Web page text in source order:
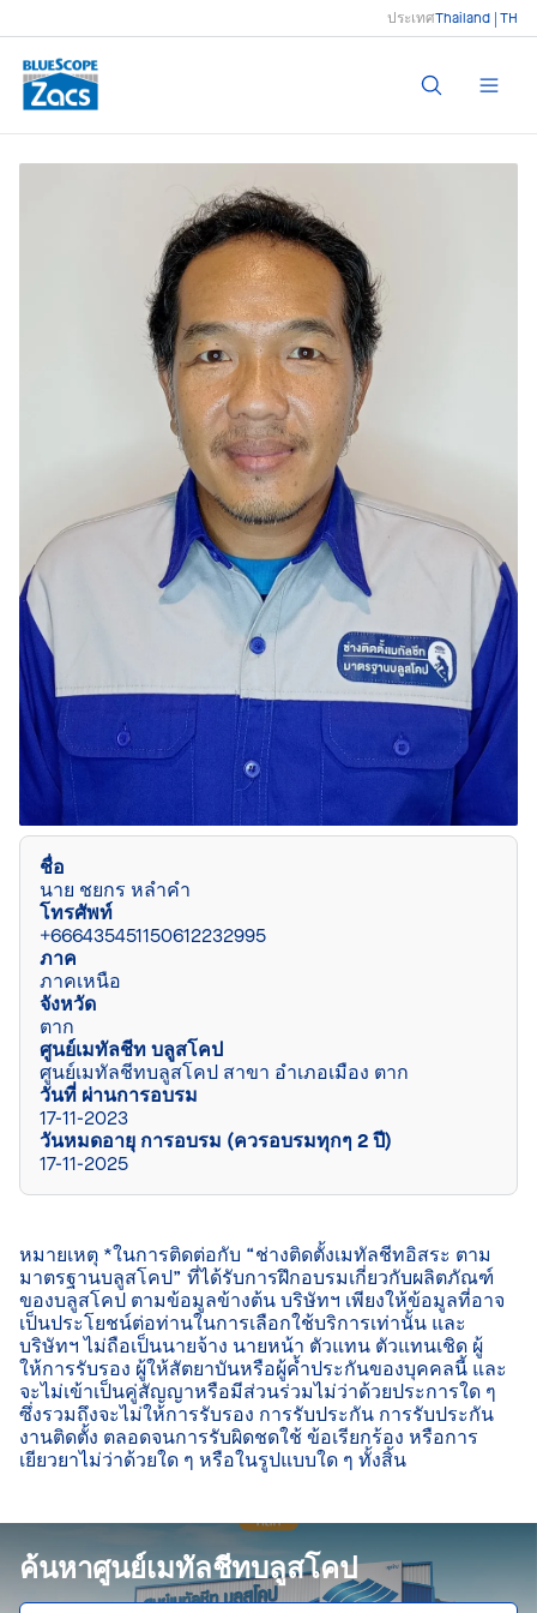
ประเทศThailand | TH
ชื่อ
นาย ชยกร หลำคำ
โทรศัพท์
+666435451150612232995
ภาค
ภาคเหนือ
จังหวัด
ตาก
ศูนย์เมทัลชีท บลูสโคป
ศูนย์เมทัลชีทบลูสโคป สาขา อำเภอเมือง ตาก
วันที่ ผ่านการอบรม
17-11-2023
วันหมดอายุ การอบรม (ควรอบรมทุกๆ 2 ปี)
17-11-2025
หมายเหตุ *ในการติดต่อกับ “ช่างติดตั้งเมทัลชีทอิสระ ตาม
มาตรฐานบลูสโคป” ที่ได้รับการฝึกอบรมเกี่ยวกับผลิตภัณฑ์
ของบลูสโคป ตามข้อมูลข้างต้น บริษัทฯ เพียงให้ข้อมูลที่อาจ
เป็นประโยชน์ต่อท่านในการเลือกใช้บริการเท่านั้น และ
บริษัทฯ ไม่ถือเป็นนายจ้าง นายหน้า ตัวแทน ตัวแทนเชิด ผู้
ให้การรับรอง ผู้ให้สัตยาบันหรือผู้ค้ำประกันของบุคคลนี้ และ
จะไม่เข้าเป็นคู่สัญญาหรือมีส่วนร่วมไม่ว่าด้วยประการใด ๆ
ซึ่งรวมถึงจะไม่ให้การรับรอง การรับประกัน การรับประกัน
งานติดตั้ง ตลอดจนการรับผิดชดใช้ ข้อเรียกร้อง หรือการ
เยียวยาไม่ว่าด้วยใด ๆ หรือในรูปแบบใด ๆ ทั้งสิ้น
ค้นหาศูนย์เมทัลชีทบลูสโคป